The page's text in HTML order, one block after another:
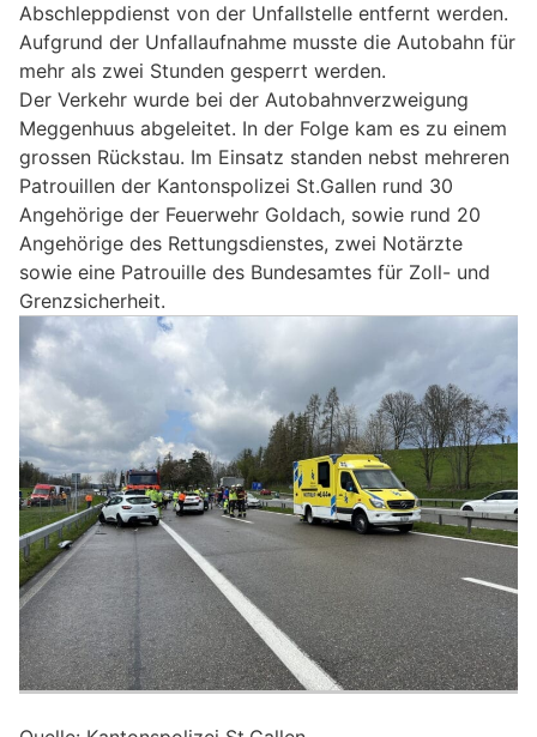
Abschleppdienst von der Unfallstelle entfernt werden.
Aufgrund der Unfallaufnahme musste die Autobahn für
mehr als zwei Stunden gesperrt werden.
Der Verkehr wurde bei der Autobahnverzweigung
Meggenhuus abgeleitet. In der Folge kam es zu einem
grossen Rückstau. Im Einsatz standen nebst mehreren
Patrouillen der Kantonspolizei St.Gallen rund 30
Angehörige der Feuerwehr Goldach, sowie rund 20
Angehörige des Rettungsdienstes, zwei Notärzte
sowie eine Patrouille des Bundesamtes für Zoll- und
Grenzsicherheit.